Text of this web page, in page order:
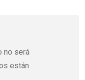
no será
están